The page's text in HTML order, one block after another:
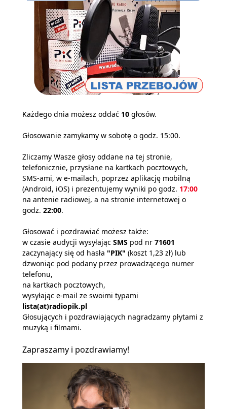
Każdego dnia możesz oddać 10 głosów.
Głosowanie zamykamy w sobotę o godz. 15:00.
Zliczamy Wasze głosy oddane na tej stronie,
telefonicznie, przysłane na kartkach pocztowych,
SMS-ami, w e-mailach, poprzez aplikację mobilną
(Android, iOS) i prezentujemy wyniki po godz. 17:00
na antenie radiowej, a na stronie internetowej o
godz. 22:00.
Głosować i pozdrawiać możesz także:
w czasie audycji wysyłając SMS pod nr 71601
zaczynający się od hasła "PIK" (koszt 1,23 zł) lub
dzwoniąc pod podany przez prowadzącego numer
telefonu,
na kartkach pocztowych,
wysyłając e-mail ze swoimi typami
lista(at)radiopik.pl
Głosujących i pozdrawiających nagradzamy płytami z
muzyką i filmami.
Zapraszamy i pozdrawiamy!